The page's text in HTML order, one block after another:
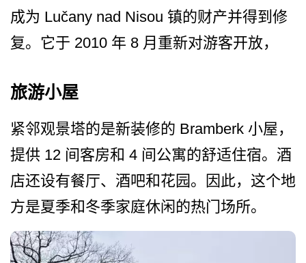
成为 Lučany nad Nisou 镇的财产并得到修
复。它于 2010 年 8 月重新对游客开放，
旅游小屋
紧邻观景塔的是新装修的 Bramberk 小屋，
提供 12 间客房和 4 间公寓的舒适住宿。酒
店还设­有餐厅、酒吧和花园。因此，这个地
方是夏季和冬季家­庭休闲的热门场所。